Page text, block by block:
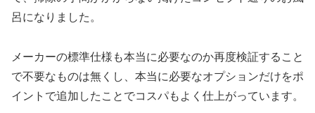
呂になりました。
メーカーの標準仕様も本当に必要なのか再度検証すること
で不要なものは無くし、本当に必要なオプションだけをポ
イントで追加したことでコスパもよく仕上がっています。